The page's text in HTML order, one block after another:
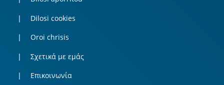
Dilosi cookies
Oroi chrisis
Σχετικά με εμάς
Επικοινωνία